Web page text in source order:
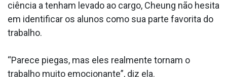
ciência a tenham levado ao cargo, Cheung não hesita
em identificar os alunos como sua parte favorita do
trabalho.
“Parece piegas, mas eles realmente tornam o
trabalho muito emocionante”, diz ela.